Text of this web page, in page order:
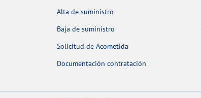
Alta de suministro
Baja de suministro
Solicitud de Acometida
Documentación contratación